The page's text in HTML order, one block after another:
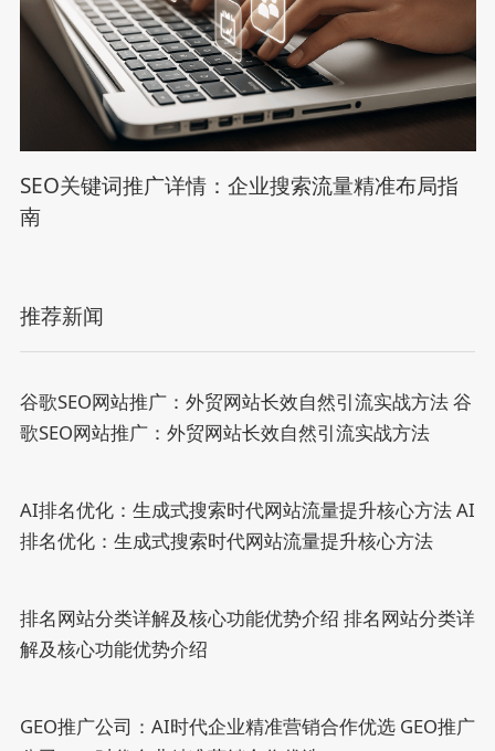
SEO关键词推广详情：企业搜索流量精准布局指
南
推荐新闻
谷歌SEO网站推广：外贸网站长效自然引流实战方法谷
歌SEO网站推广：外贸网站长效自然引流实战方法
AI排名优化：生成式搜索时代网站流量提升核心方法AI
排名优化：生成式搜索时代网站流量提升核心方法
排名网站分类详解及核心功能优势介绍 排名网站分类详
解及核心功能优势介绍
GEO推广公司：AI时代企业精准营销合作优选 GEO推广